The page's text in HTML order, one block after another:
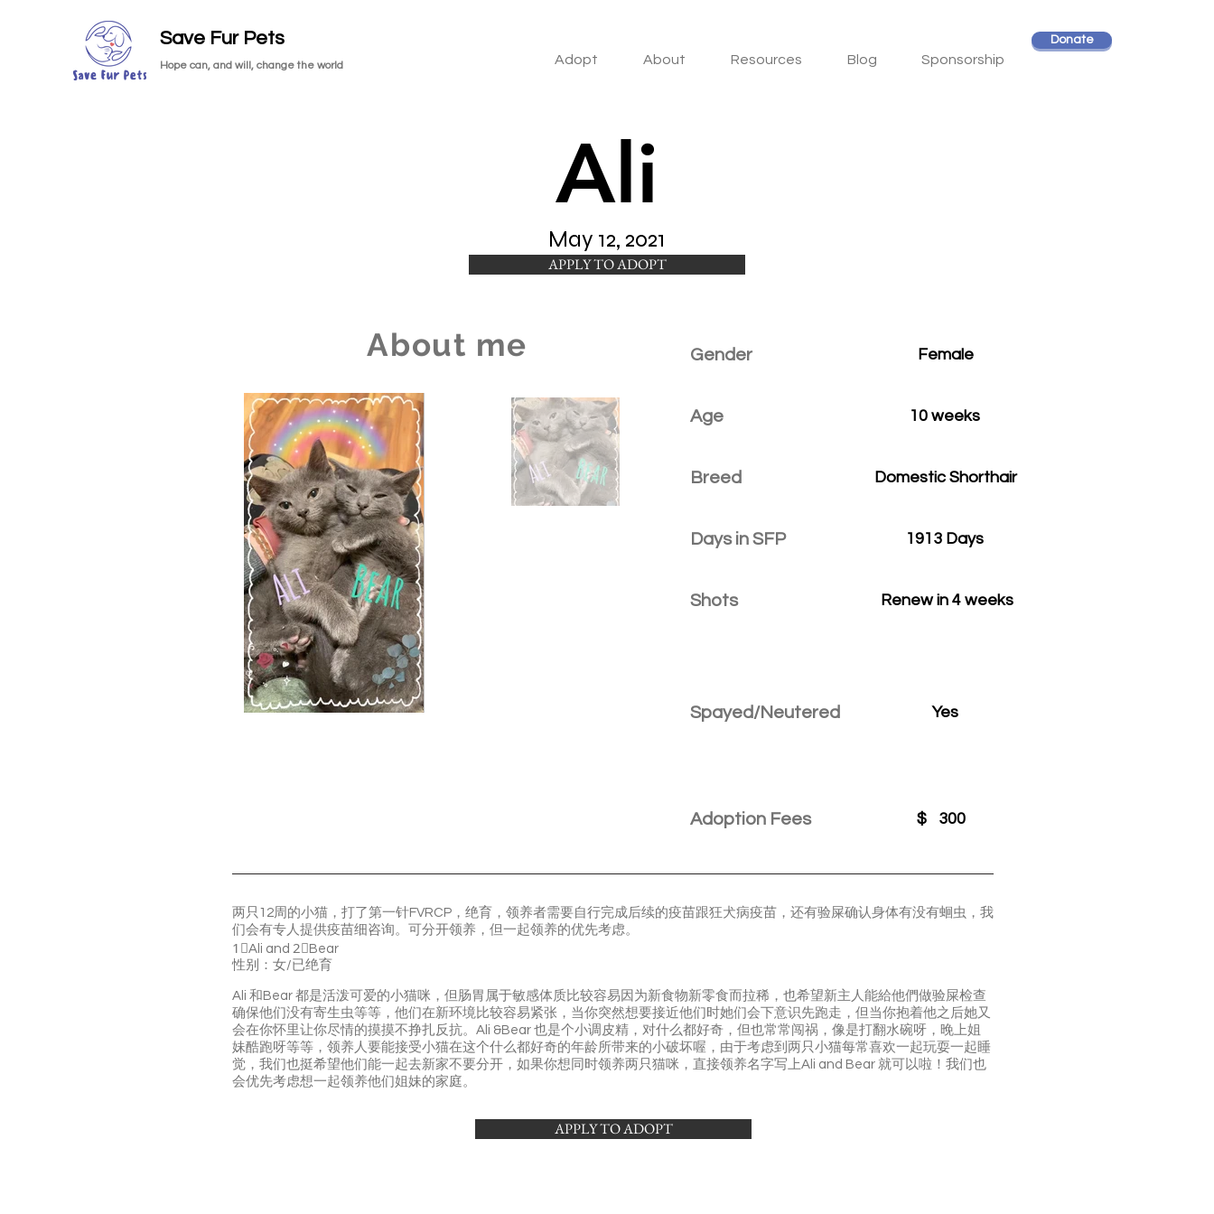
Save Fur Pets
Hope can, and will, change the world Adopt About Resources Blog Sponsorship
Donate
Ali
May 12, 2021
APPLY TO ADOPT
About me Gender
Age
Breed
Days in SFP
Shots
Female
10 weeks
Domestic Shorthair
1913 Days
Renew in 4 weeks
Spayed/Neutered Yes
Adoption Fees $ 300
两只12周的小猫，打了第一针FVRCP，绝育，领养者需要自行完成后续的疫苗跟狂犬病疫苗，还有验屎确认身体有没有蛔虫，我
们会有专人提供疫苗细咨询。可分开领养，但一起领养的优先考虑。
1⃣️Ali and 2⃣️Bear
性别：女/已绝育
Ali 和Bear 都是活泼可爱的小猫咪，但肠胃属于敏感体质比较容易因为新食物新零食而拉稀，也希望新主人能給他們做验屎检查
确保他们没有寄生虫等等，他们在新环境比较容易紧张，当你突然想要接近他们时她们会下意识先跑走，但当你抱着他之后她又
会在你怀里让你尽情的摸摸不挣扎反抗。Ali &Bear 也是个小调皮精，对什么都好奇，但也常常闯祸，像是打翻水碗呀，晚上姐
妹酷跑呀等等，领养人要能接受小猫在这个什么都好奇的年龄所带来的小破坏喔，由于考虑到两只小猫每常喜欢一起玩耍一起睡
觉，我们也挺希望他们能一起去新家不要分开，如果你想同时领养两只猫咪，直接领养名字写上Ali and Bear 就可以啦！我们也
会优先考虑想一起领养他们姐妹的家庭。
APPLY TO ADOPT